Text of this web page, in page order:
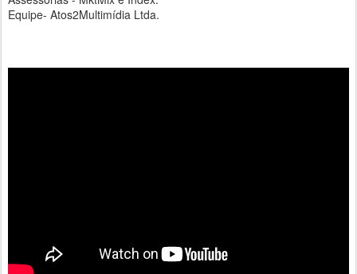
Equipe- Atos2Multimídia Ltda.